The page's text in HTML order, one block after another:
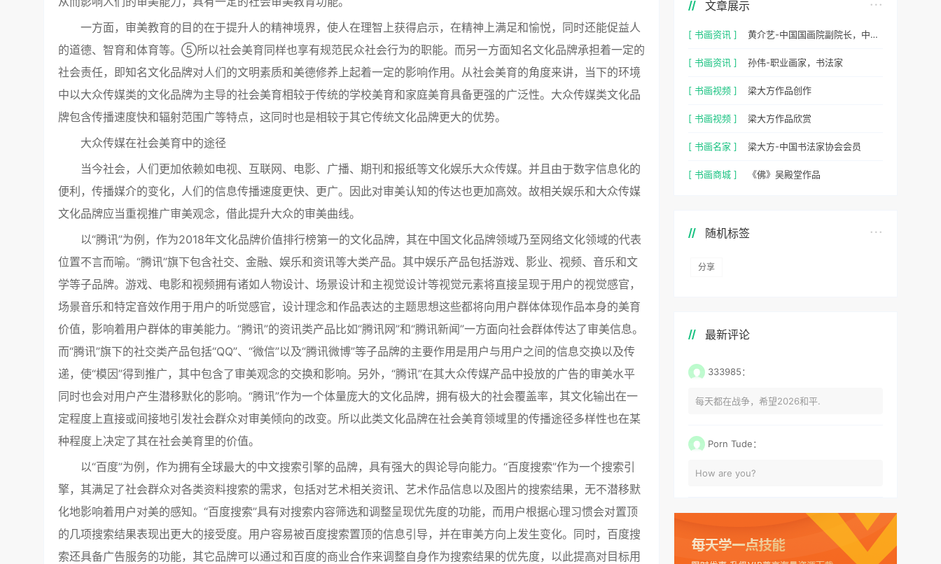
一方面，审美教育的目的在于提升人的精神境界，使人在理智上获得启示，在精神上满足和愉悦，同时还能促益人
的道德、智育和体育等。⑤所以社会美育同样也享有规范民众社会行为的职能。而另一方面知名文化品牌承担着一定的
社会责任，即知名文化品牌对人们的文明素质和美德修养上起着一定的影响作用。从社会美育的角度来讲，当下的环境
中以大众传媒类的文化品牌为主导的社会美育相较于传统的学校美育和家庭美育具备更强的广泛性。大众传媒类文化品
牌包含传播速度快和辐射范围广等特点，这同时也是相较于其它传统文化品牌更大的优势。
大众传媒在社会美育中的途径
当今社会，人们更加依赖如电视、互联网、电影、广播、期刊和报纸等文化娱乐大众传媒。并且由于数字信息化的
便利，传播媒介的变化，人们的信息传播速度更快、更广。因此对审美认知的传达也更加高效。故相关娱乐和大众传媒
文化品牌应当重视推广审美观念，借此提升大众的审美曲线。
以“腾讯”为例，作为2018年文化品牌价值排行榜第一的文化品牌，其在中国文化品牌领域乃至网络文化领域的代表
位置不言而喻。“腾讯”旗下包含社交、金融、娱乐和资讯等大类产品。其中娱乐产品包括游戏、影业、视频、音乐和文
学等子品牌。游戏、电影和视频拥有诸如人物设计、场景设计和主视觉设计等视觉元素将直接呈现于用户的视觉感官，
场景音乐和特定音效作用于用户的听觉感官，设计理念和作品表达的主题思想这些都将向用户群体体现作品本身的美育
价值，影响着用户群体的审美能力。“腾讯”的资讯类产品比如“腾讯网”和“腾讯新闻”一方面向社会群体传达了审美信息。
而“腾讯”旗下的社交类产品包括“QQ”、“微信”以及“腾讯微博”等子品牌的主要作用是用户与用户之间的信息交换以及传
递，使“模因”得到推广，其中包含了审美观念的交换和影响。另外，“腾讯”在其大众传媒产品中投放的广告的审美水平
同时也会对用户产生潜移默化的影响。“腾讯”作为一个体量庞大的文化品牌，拥有极大的社会覆盖率，其文化输出在一
定程度上直接或间接地引发社会群众对审美倾向的改变。所以此类文化品牌在社会美育领域里的传播途径多样性也在某
种程度上决定了其在社会美育里的价值。
以“百度”为例，作为拥有全球最大的中文搜索引擎的品牌，具有强大的舆论导向能力。“百度搜索”作为一个搜索引
擎，其满足了社会群众对各类资料搜索的需求，包括对艺术相关资讯、艺术作品信息以及图片的搜索结果，无不潜移默
化地影响着用户对美的感知。“百度搜索”具有对搜索内容筛选和调整呈现优先度的功能，而用户根据心理习惯会对置顶
的几项搜索结果表现出更大的接受度。用户容易被百度搜索置顶的信息引导，并在审美方向上发生变化。同时，百度搜
索还具备广告服务的功能，其它品牌可以通过和百度的商业合作来调整自身作为搜索结果的优先度，以此提高对目标用
文章展示
[ 书画资讯 ] 黄介艺-中国国画院副院长，中国民间书画家协会副主席
[ 书画资讯 ] 孙伟-职业画家，书法家
[ 书画视频 ] 梁大方作品创作
[ 书画视频 ] 梁大方作品欣赏
[ 书画名家 ] 梁大方-中国书法家协会会员
[ 书画商城 ] 《佛》吴殿堂作品
随机标签
分享
最新评论
333985：
每天都在战争，希望2026和平.
Porn Tude：
How are you?